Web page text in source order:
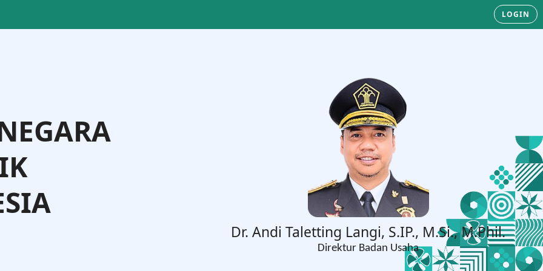
LOGIN
Dr. Andi Taletting Langi, S.IP., M.Si., M.Phil.
Direktur Badan Usaha